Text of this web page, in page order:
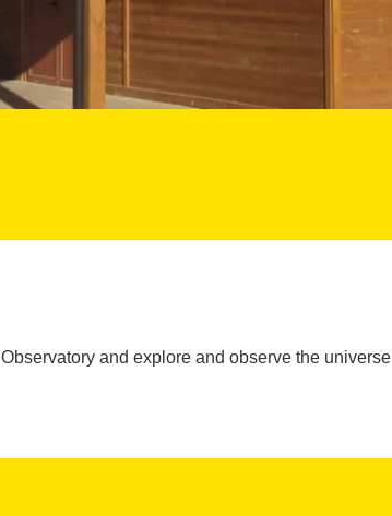
and explore and observe the universe